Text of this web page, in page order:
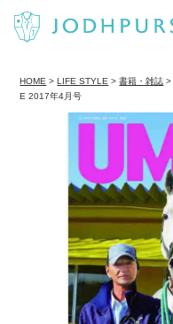
HOME LIFE STYLE 書籍・雑誌
E 2017年4月号